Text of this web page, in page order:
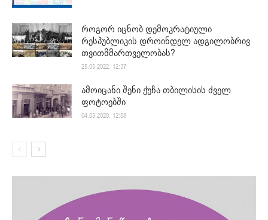
როგორ იცნობ დემოკრატიული
რესპუბლიკის დროინდელ ადგილობრივ
თვითმმართველობას?
25.05.2022. 12:37
ამოიცანი შენი ქუჩა თბილისის ძველ
ფოტოებში
04.05.2020. 12:58